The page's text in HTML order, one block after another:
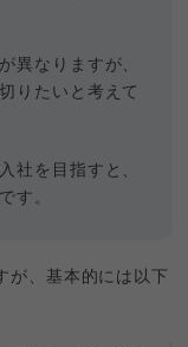
異なりますが、
りたいと考えて
社を目指すと、
す。
が、基本的には以下